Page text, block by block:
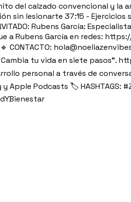
del calzado convencional y la
sin lesionarte 37:15 -
Rubens García:
Rubens García en redes:
tu vida en siete pasos".
personal a través de
Podcasts 🏷️ HASHTAGS: